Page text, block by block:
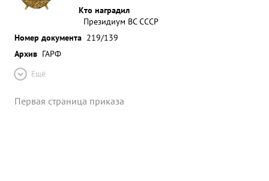
Кто наградил
Президиум ВС СССР
Номер документа 219/139
Архив ГАРФ
Ещё
Первая страница приказа